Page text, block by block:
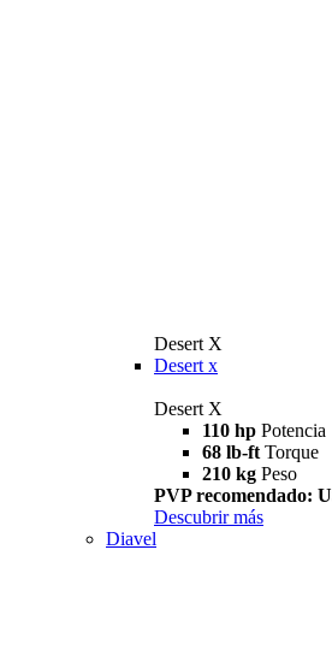
Desert X
Desert x
Desert X
110 hp Potencia
68 lb-ft Torque
210 kg Peso
PVP recomendado:
Descubrir más
Diavel